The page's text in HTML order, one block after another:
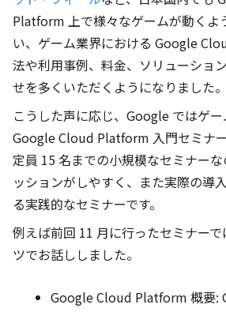
Platform 上で様々なゲームが動くよ
い、ゲーム業界における Google
法や利用事例、料金、ソリューショ
せを多くいただくようになりました。
こうした声に応じ、Google ではゲ
Google Cloud Platform 入門セミナー
定員 15 名までの小規模なセミナー
ッションがしやすく、また実際の導
る実践的なセミナーです。
例えば前回 11 月に行ったセミナー
ツでお話ししました。
Google Cloud Platform 概要: